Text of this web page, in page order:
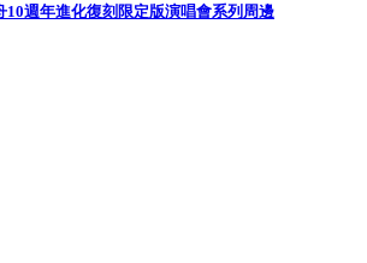
10週年進化復刻限定版演唱會系列周邊